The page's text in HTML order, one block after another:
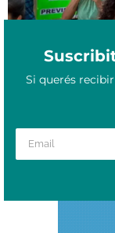
Si querés